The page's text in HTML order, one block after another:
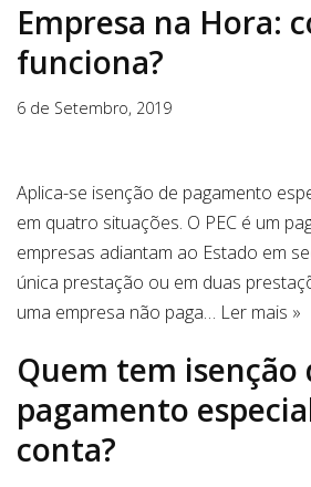
Empresa na Hora:
funciona?
6 de Setembro, 2019
Aplica-se isenção de pagamento
em quatro situações. O PEC é um
empresas adiantam ao Estado em
única prestação ou em duas
uma empresa não paga… Ler mais »
Quem tem isenção
pagamento
conta?